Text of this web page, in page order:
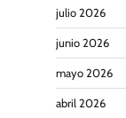
julio 2026
junio 2026
mayo 2026
abril 2026